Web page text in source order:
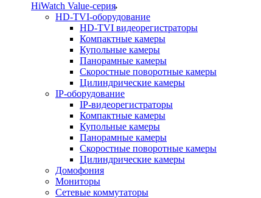
HiWatch Value-серия
HD-TVI-оборудование
HD-TVI видеорегистраторы
Компактные камеры
Купольные камеры
Панорамные камеры
Скоростные поворотные камеры
Цилиндрические камеры
IP-оборудование
IP-видеорегистраторы
Компактные камеры
Купольные камеры
Панорамные камеры
Скоростные поворотные камеры
Цилиндрические камеры
Домофония
Мониторы
Сетевые коммутаторы